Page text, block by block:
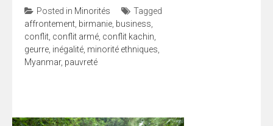
Posted in Minorités
Tagged
affrontement birmanie business
conflit conflit armé conflit kachin
geurre inégalité minorité ethniques
Myanmar, pauvreté